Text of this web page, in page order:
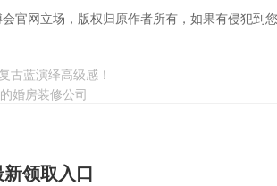
官网立场，版权归原作者所有，如果有侵犯到
古蓝演绎高级感！
婚房装修公司
领取入口